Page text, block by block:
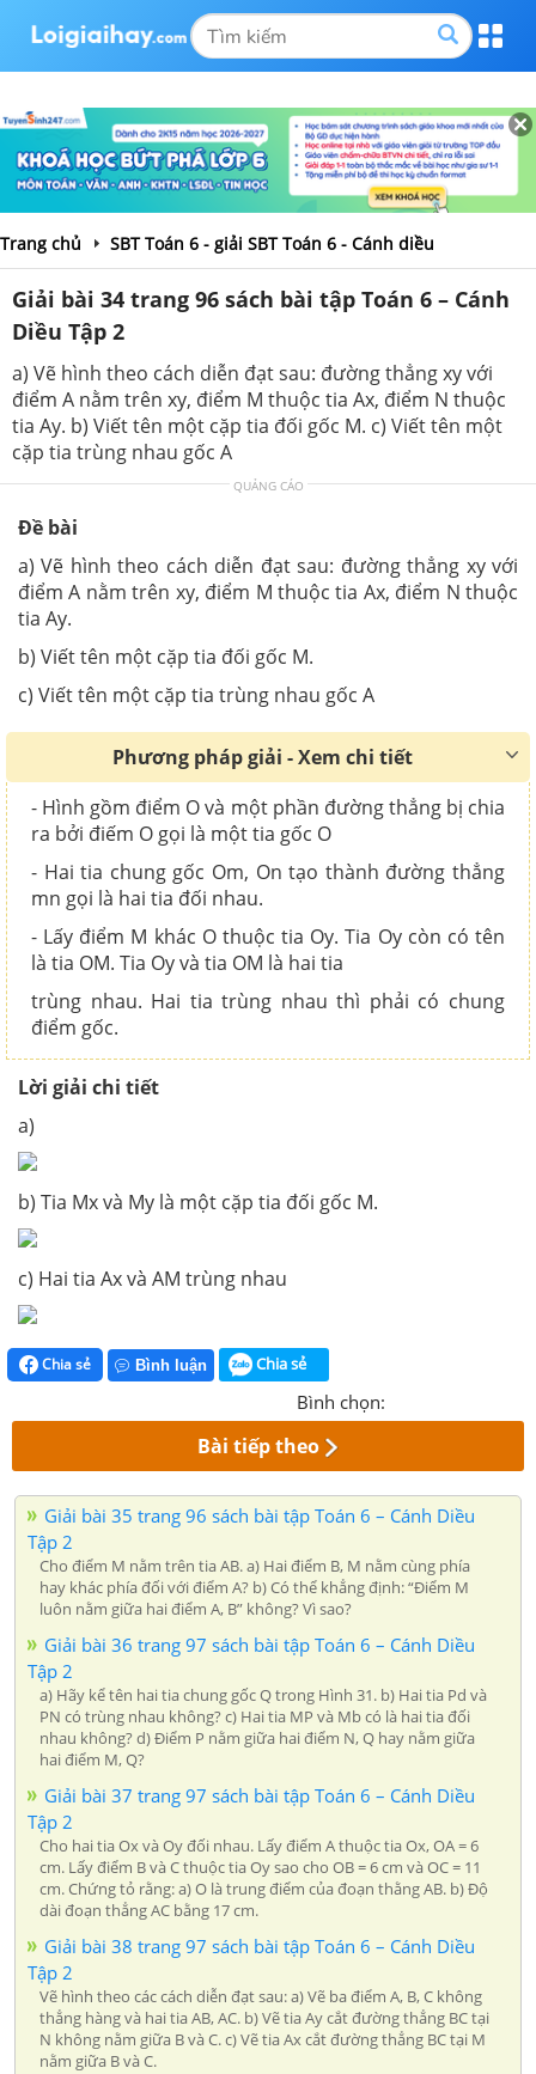
Trang chủ SBT Toán 6 - giải SBT Toán 6 - Cánh diều
Giải bài 34 trang 96 sách bài tập Toán 6 – Cánh
Diều Tập 2
a) Vẽ hình theo cách diễn đạt sau: đường thẳng xy với
điểm A nằm trên xy, điểm M thuộc tia Ax, điểm N thuộc
tia Ay. b) Viết tên một cặp tia đối gốc M. c) Viết tên một
cặp tia trùng nhau gốc A
QUẢNG CÁO
Đề bài
a) Vẽ hình theo cách diễn đạt sau: đường thẳng xy với
điểm A nằm trên xy, điểm M thuộc tia Ax, điểm N thuộc
tia Ay.
b) Viết tên một cặp tia đối gốc M.
c) Viết tên một cặp tia trùng nhau gốc A
Phương pháp giải - Xem chi tiết
- Hình gồm điểm O và một phần đường thẳng bị chia
ra bởi điếm O gọi là một tia gốc O
- Hai tia chung gốc Om, On tạo thành đường thẳng
mn gọi là hai tia đối nhau.
- Lấy điểm M khác O thuộc tia Oy. Tia Oy còn có tên
là tia OM. Tia Oy và tia OM là hai tia
trùng nhau. Hai tia trùng nhau thì phải có chung
điểm gốc.
Lời giải chi tiết
a)
b) Tia Mx và My là một cặp tia đối gốc M.
c) Hai tia Ax và AM trùng nhau
Chia sẻ Bình luận Chia sẻ
Bình chọn:
Bài tiếp theo
Giải bài 35 trang 96 sách bài tập Toán 6 – Cánh Diều
Tập 2
Cho điểm M nằm trên tia AB. a) Hai điểm B, M nằm cùng phía
hay khác phía đối với điểm A? b) Có thể khẳng định: “Điểm M
luôn nằm giữa hai điểm A, B” không? Vì sao?
Giải bài 36 trang 97 sách bài tập Toán 6 – Cánh Diều
Tập 2
a) Hãy kể tên hai tia chung gốc Q trong Hình 31. b) Hai tia Pd và
PN có trùng nhau không? c) Hai tia MP và Mb có là hai tia đối
nhau không? d) Điểm P nằm giữa hai điểm N, Q hay nằm giữa
hai điểm M, Q?
Giải bài 37 trang 97 sách bài tập Toán 6 – Cánh Diều
Tập 2
Cho hai tia Ox và Oy đối nhau. Lấy điểm A thuộc tia Ox, OA = 6
cm. Lấy điểm B và C thuộc tia Oy sao cho OB = 6 cm và OC = 11
cm. Chứng tỏ rằng: a) O là trung điểm của đoạn thằng AB. b) Độ
dài đoạn thẳng AC bằng 17 cm.
Giải bài 38 trang 97 sách bài tập Toán 6 – Cánh Diều
Tập 2
Vẽ hình theo các cách diễn đạt sau: a) Vẽ ba điểm A, B, C không
thẳng hàng và hai tia AB, AC. b) Vẽ tia Ay cắt đường thẳng BC tại
N không nằm giữa B và C. c) Vẽ tia Ax cắt đường thẳng BC tại M
nằm giữa B và C.